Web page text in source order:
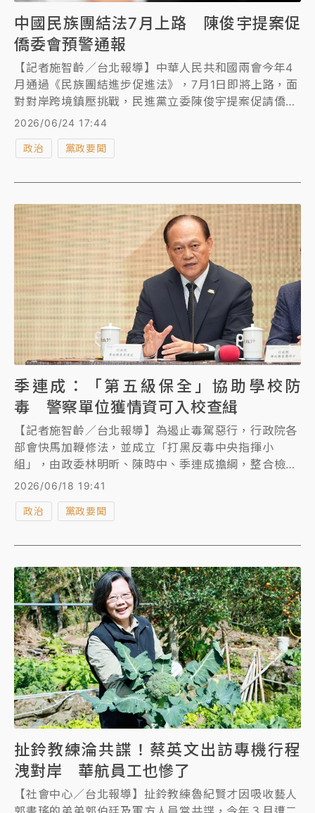
中國民族團結法7月上路 陳俊宇提案促
僑委會預警通報
【記者施智齡／台北報導】中華人民共和國兩會今年4
月通過《民族團結進步促進法》，7月1日即將上路，面
對對岸跨境鎮壓挑戰，民進黨立委陳俊宇提案促請僑委
會建立「預警通報」及「資訊查核」機制」，即時向海
張執法。
2026/06/24 17:44
政治 黨政要聞
季連成：「第五級保全」協助學校防
毒 警察單位獲情資可入校查緝
【記者施智齡／台北報導】為遏止毒駕惡行，行政院各
部會快馬加鞭修法，並成立「打黑反毒中央指揮小
組」，由政委林明昕、陳時中、季連成擔綱，整合檢、
警、調、憲、海巡、關務六大查緝系統全力防毒。季連
成提出「四道防線」概念，從境外阻絕、海上查緝、機
場港口盤查，到建立警、調、憲、學校之間的查緝網，
份進入協助查緝。
2026/06/18 19:41
政治 黨政要聞
扯鈴教練淪共諜！蔡英文出訪專機行程
洩對岸 華航員工也慘了
【社會中心／台北報導】扯鈴教練魯紀賢才因吸收藝人